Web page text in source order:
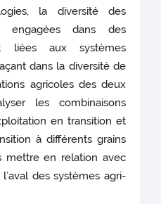
la diversité des
engagées dans des
liées aux systèmes
dans la diversité de
agricoles des deux
les combinaisons
en transition et
à différents grains
mettre en relation avec
des systèmes agri-